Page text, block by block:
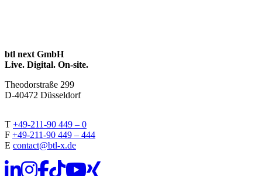
btl next GmbH
Live. Digital. On-site.
Theodorstraße 299
D-40472 Düsseldorf
T +49-211-90 449 – 0
F +49-211-90 449 – 444
E contact@btl-x.de